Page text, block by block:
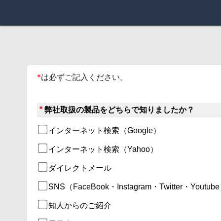
*は必ずご記入ください。
* 弊社取扱の製品をどちらで知りましたか？
インターネット検索（Google）
インターネット検索（Yahoo）
ダイレクトメール
SNS（FaceBook・Instagram・Twitter・Youtube
知人からのご紹介